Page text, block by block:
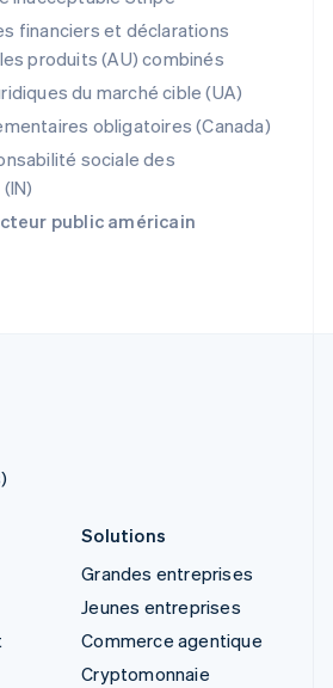
financiers et déclarations
produits (AU) combinés
du marché cible (UA)
obligatoires (Canada)
sociale des
public américain
Solutions
Grandes entreprises
Jeunes entreprises
Commerce agentique
Cryptomonnaie